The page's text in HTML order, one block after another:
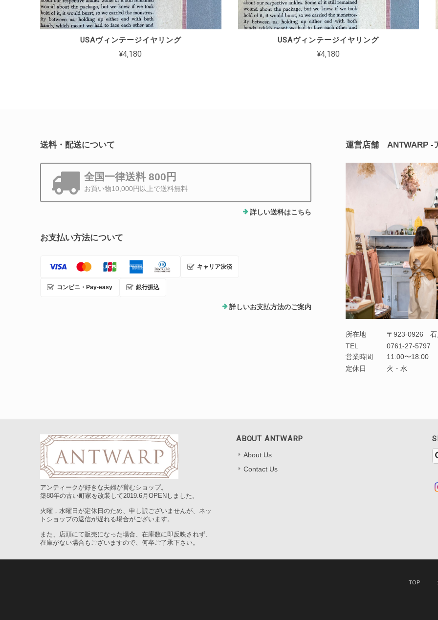
USAヴィンテージイヤリング
¥4,180
USAヴィンテージイヤリング
¥4,180
送料・配送について
全国一律送料 800円
お買い物10,000円以上で送料無料
詳しい送料はこちら
お支払い方法について
キャリア決済
コンビニ・Pay-easy 銀行振込
詳しいお支払方法のご案内
運営店舗 ANTWARP -
所在地
〒923-0926 石
TEL
0761-27-5797
営業時間
11:00〜18:00
定休日
火・水
アンティークが好きな夫婦が営むショップ。
築80年の古い町家を改装して2019.6月OPENしました。
火曜，水曜日が定休日のため、申し訳ございませんが、ネッ
トショップの返信が遅れる場合がございます。
また、店頭にて販売になった場合、在庫数に即反映されず、
在庫がない場合もございますので、何卒ご了承下さい。
ABOUT ANTWARP
About Us
Contact Us
TOP